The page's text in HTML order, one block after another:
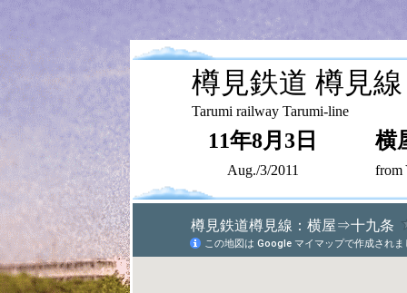
樽見鉄道 樽見線
Tarumi railway Tarumi-line
11年8月3日 横
Aug./3/2011 from